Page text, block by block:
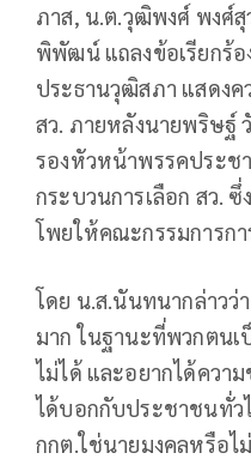
ภาส, น.ต.วุฒิพงศ์ พงศ์
พิพัฒน์ แถลงข้อเรียกร้อ
ประธานวุฒิสภา แสดง
สว. ภายหลังนายพริษฐ์
รองหัวหน้าพรรคประช
กระบวนการเลือก สว.
โพยให้คณะกรรมการกา
โดย น.ส.นันทนากล่าวว่
มาก ในฐานะที่พวกตนเ
ไม่ได้ และอยากได้ควา
ได้บอกกับประชาชนทั่ว
กกต.ใช่นายมงคลหรือไ